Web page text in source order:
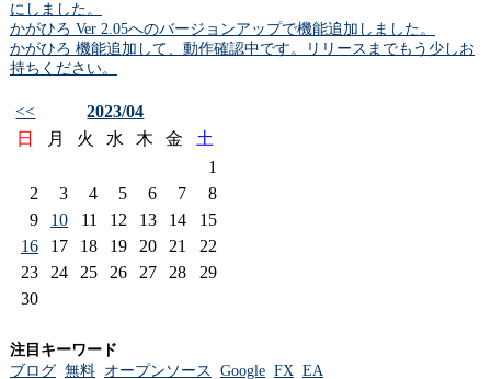
にしました。
かがひろ Ver 2.05へのバージョンアップで機能追加しました。
かがひろ 機能追加して、動作確認中です。リリースまでもう少しお
持ちください。
<<
2023/04
日
月 火 水 木 金
土
1
2
3 4 5 6 7
8
9
10 11 12 13 14
15
16
17 18 19 20 21
22
23
24 25 26 27 28
29
30
注目キーワード
ブログ 無料 オープンソース Google FX EA